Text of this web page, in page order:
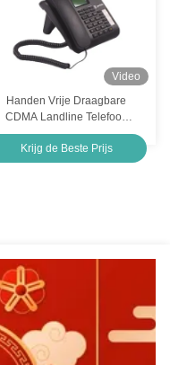
Video
Handen Vrije Draagbare
CDMA Landline Telefoon
450MHZ Cdma Draadloze
Telefoon
Krijg de Beste Prijs